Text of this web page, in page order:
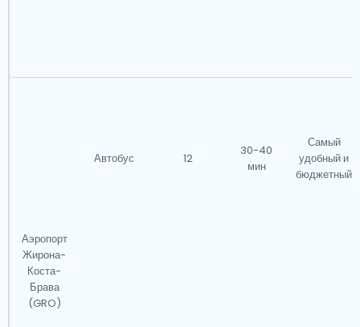
Аэропорт
Жирона-
Коста-
Брава
(GRO)
Автобус 12
30-40
мин
Самый
удобный и
бюджетный